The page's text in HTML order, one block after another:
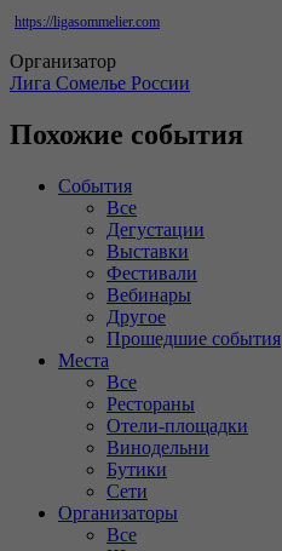
https://ligasommelier.com
Организатор
Лига Сомелье России
Похожие события
События
Все
Дегустации
Выставки
Фестивали
Вебинары
Другое
Прошедшие события
Места
Все
Рестораны
Отели-площадки
Винодельни
Бутики
Сети
Организаторы
Все